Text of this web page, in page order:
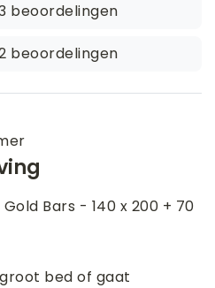
beoordelingen
beoordelingen
Bars - 140 x 200 + 70
bed of gaat